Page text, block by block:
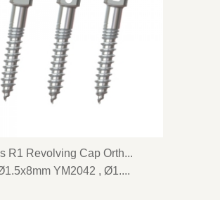
R1 Revolving Cap Orth...
YM2042 , Ø1....